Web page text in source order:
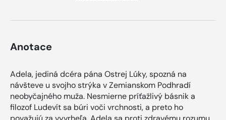
Anotace
Adela, jediná dcéra pána Ostrej Lúky, spozná na
návšteve u svojho strýka v Zemianskom Podhradí
neobyčajného muža. Nesmierne príťažlivý básnik a
filozof Ludevít sa búri voči vrchnosti, a preto ho